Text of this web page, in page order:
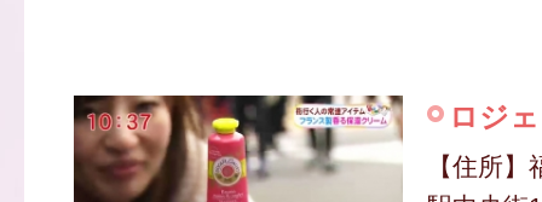
ロジ
【住所